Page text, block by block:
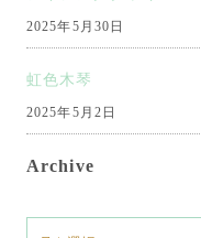
2025年5月30日
虹色木琴
2025年5月2日
Archive